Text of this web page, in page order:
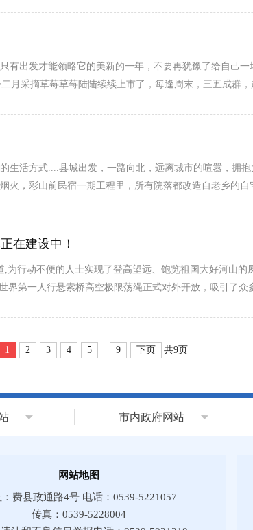
出发才能领略它的美新的一年，不要再犹豫了给自己
月采摘草莓草莓陆陆续续上市了，每逢周末，三五成群
活方式....县城出发，一路向北，远离城市的喧嚣，拥
火，彩山前民宿一期工程里，所有院落都改造自老乡的
在建设中！
行动不便的人士实现了登高望远、饱览祖国大好河山
第一人行悬索桥高空极限荡绳正式对外开放，吸引了
1 2 3 4 5 ... 9 下页 共9页
市内政府网站
网站地图
费县政通路4号 电话：0539-5221057
传真：0539-5228004